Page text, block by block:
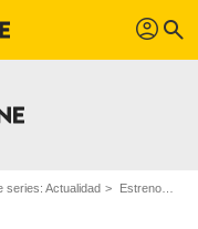
profil search
series: Actualidad Estrenos HBO de la semana del 3 al 9 de agosto: Todas las series y películas